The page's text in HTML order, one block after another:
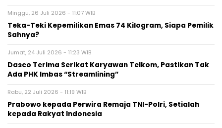
Minggu, 26 Juli 2026 - 11:07 WIB
Teka-Teki Kepemilikan Emas 74 Kilogram, Siapa Pemilik
Sahnya?
Jumat, 24 Juli 2026 - 11:23 WIB
Dasco Terima Serikat Karyawan Telkom, Pastikan Tak
Ada PHK Imbas “Streamlining”
Rabu, 22 Juli 2026 - 11:19 WIB
Prabowo kepada Perwira Remaja TNI-Polri, Setialah
kepada Rakyat Indonesia